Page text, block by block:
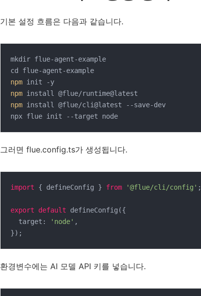
기본 설정 흐름은 다음과 같습니다.
mkdir flue-agent-example
cd flue-agent-example
npm
init -y
npm
npm install @flue/cli@latest --save-dev
npx flue init --target node
그러면 flue.config.ts가 생성됩니다.
import { defineConfig } from '@flue/cli/config' ;
export default defineConfig({
  target:
'node' ,
환경변수에는 AI 모델 API 키를 넣습니다.